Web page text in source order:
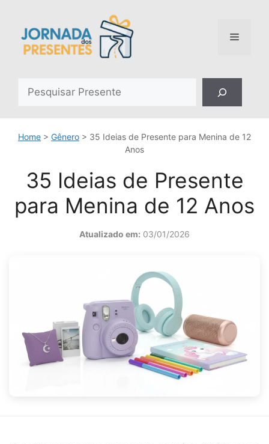
conteúdo
Menu
Home > Gênero > 35 Ideias de Presente para Menina de 12
Anos
35 Ideias de Presente
para Menina de 12 Anos
Atualizado em: 03/01/2026